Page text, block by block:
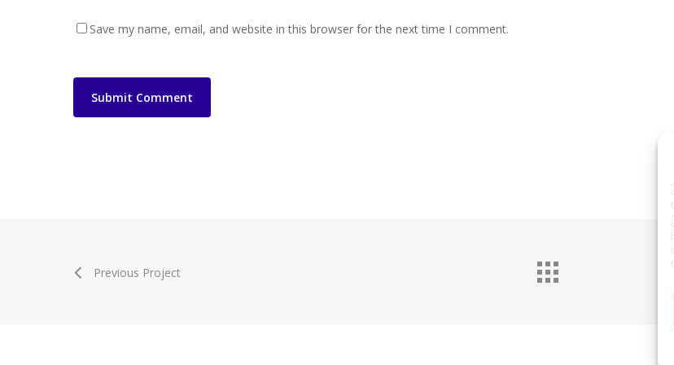
Save my name, email, and website in this browser for the next time I comment.
Previous Project